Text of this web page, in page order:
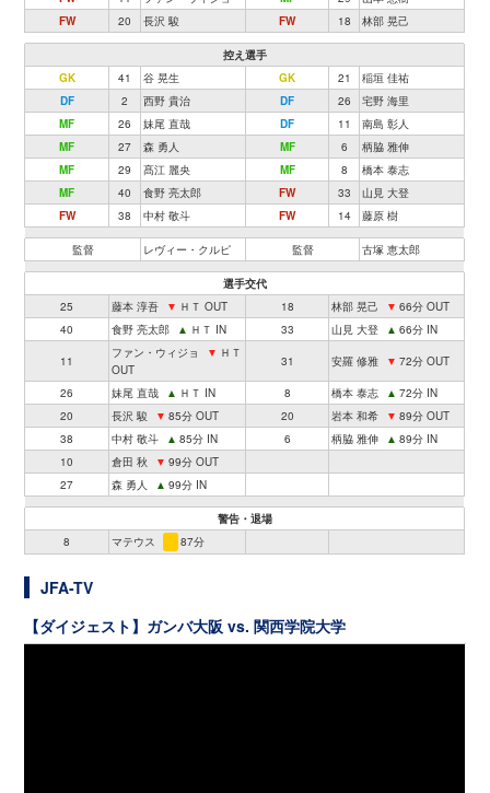
FW
20 長沢 駿 FW 18 林部 晃己
控え選手
GK
41 谷 晃生 GK 21
稲垣 佳祐
DF
2 西野 貴治 DF 26
宅野 海里
MF
26 妹尾 直哉 DF 11
南島 彰人
MF
27 森 勇人 MF 6
柄脇 雅伸
MF
29 髙江 麗央 MF 8
橋本 泰志
MF
40 食野 亮太郎 FW 33
山見 大登
FW
38 中村 敬斗 FW 14 藤原 樹
監督 レヴィー・クルピ 監督 古塚 恵太郎
選手交代
25
藤本 淳吾 ▼ ＨＴ OUT 18 林部 晃己 ▼ 66分 OUT
40
食野 亮太郎 ▲ ＨＴ IN 33 山見 大登 ▲ 66分 IN
11
ファン・ウィジョ ▼ ＨＴ
OUT
31 安羅 修雅 ▼ 72分 OUT
26 妹尾 直哉 ▲ ＨＴ IN 8 橋本 泰志 ▲ 72分 IN
20
長沢 駿 ▼ 85分 OUT 20 岩本 和希 ▼ 89分 OUT
38
中村 敬斗 ▲ 85分 IN 6 柄脇 雅伸 ▲ 89分 IN
10
倉田 秋 ▼ 99分 OUT
27
森 勇人 ▲ 99分 IN
警告・退場
8
マテウス 87分
JFA-TV
【ダイジェスト】ガンバ大阪 vs. 関西学院大学